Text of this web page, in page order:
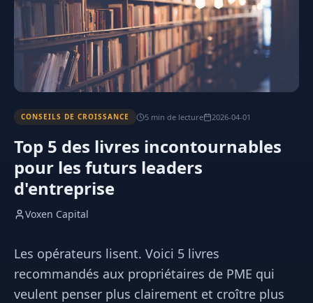
CONSEILS DE CROISSANCE 5 min de lecture 2026-04-01
Top 5 des livres incontournables
pour les futurs leaders
d'entreprise
Voxen Capital
Les opérateurs lisent. Voici 5 livres
recommandés aux propriétaires de PME qui
veulent penser plus clairement et croître plus